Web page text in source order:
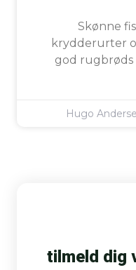
Skønne
krydderurter
god rugbrøds
Hugo
tilmeld dig